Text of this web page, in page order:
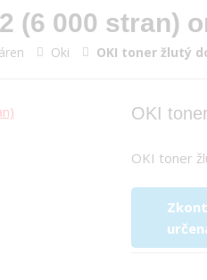
(6 000 stran)
Oki OKI toner žlutý
OKI
OKI toner